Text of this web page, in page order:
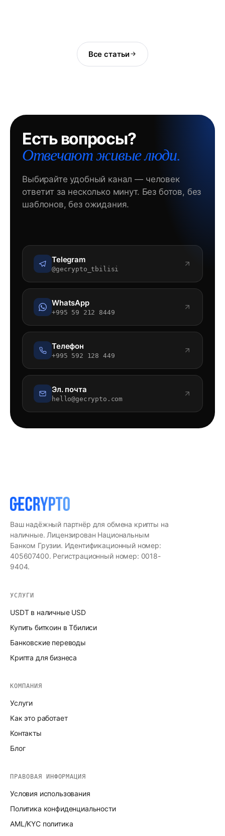
Все статьи
Есть вопросы?
Отвечают живые люди.
Выбирайте удобный канал — человек
ответит за несколько минут. Без ботов, без
шаблонов, без ожидания.
Telegram
@gecrypto_tbilisi
WhatsApp
+995 59 212 8449
Телефон
+995 592 128 449
Эл. почта
hello@gecrypto.com
Ваш надёжный партнёр для обмена крипты на
наличные. Лицензирован Национальным
Банком Грузии. Идентификационный номер:
405607400. Регистрационный номер: 0018-
9404.
УСЛУГИ
USDT в наличные USD
Купить биткоин в Тбилиси
Банковские переводы
Крипта для бизнеса
КОМПАНИЯ
Услуги
Как это работает
Контакты
Блог
ПРАВОВАЯ ИНФОРМАЦИЯ
Условия использования
Политика конфиденциальности
AML/KYC политика